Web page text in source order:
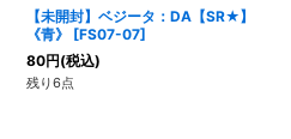
【未開封】ベジータ：DA【SR★】
《青》
[FS07-07]
80円(税込)
残り6点